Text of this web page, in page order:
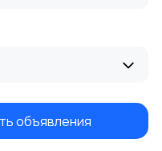
объявления